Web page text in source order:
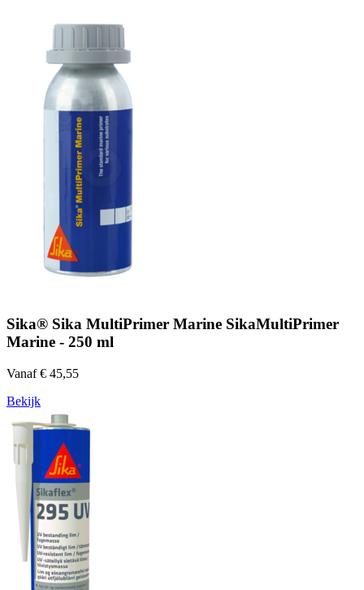
Sika® Sika MultiPrimer Marine SikaMultiPrimer
Marine - 250 ml
Vanaf € 45,55
Bekijk